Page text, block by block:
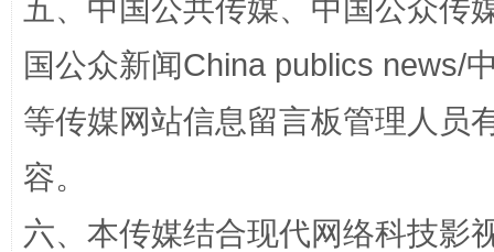
五、中国公共传媒、中国公众传
国公众新闻China publics news/
等传媒网站信息留言板管理人员
容。
六、本传媒结合现代网络科技影